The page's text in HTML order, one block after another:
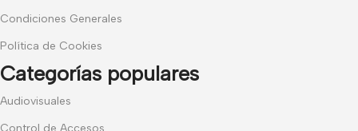
Condiciones Generales
Política de Cookies
Categorías populares
Audiovisuales
Control de Accesos